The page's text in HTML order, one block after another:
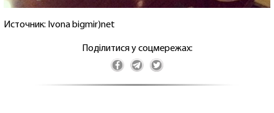
Источник: Ivona bigmir)net
Поділитися у соцмережах: